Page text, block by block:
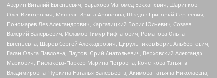
Аверин Виталий Евгеньевич, Барахоев Магомед Бекханович, Шарипков
Олег Викторович, Мошель Ирина Ароновна, Шведов Григорий Сергеевич,
Пономарев Лев Александрович, Каргалицкий Борис Юльевич, Созаев
Валерий Валерьевич, Исламов Тимур Рифгатович, Романова Ольга
Евгеньевна, Щаров Сергей Алексадрович, Цирульников Борис Альбертович,
Гасан Ольга Павловна, Паутов Юрий Анатольевич, Верховский Александр
Маркович, Пислакова-Паркер Марина Петровна, Кочеткова Татьяна
Владимировна, Чуркина Наталья Валерьевна, Акимова Татьяна Николаевна,